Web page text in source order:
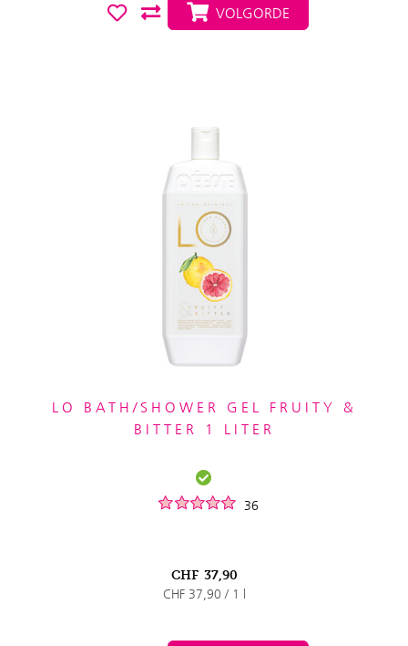
VOLGORDE
LO BATH/SHOWER GEL FRUITY &
BITTER 1 LITER
36
CHF 37,90
CHF 37,90 / 1 l